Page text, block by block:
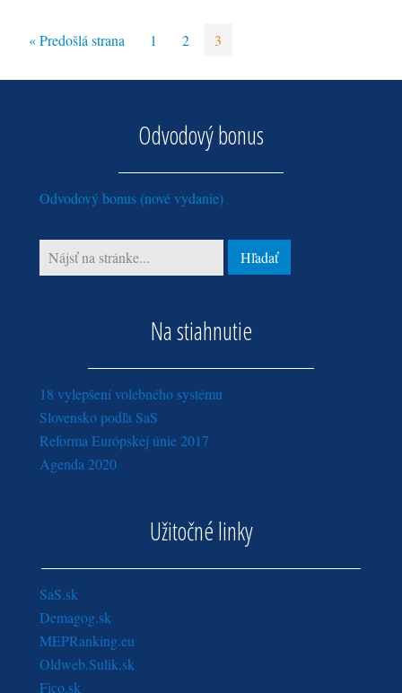
« Predošlá strana 1 2 3
Odvodový bonus
Odvodový bonus (nové vydanie)
Na stiahnutie
18 vylepšení volebného systému
Slovensko podľa SaS
Reforma Európskej únie 2017
Agenda 2020
Užitočné linky
SaS.sk
Demagog.sk
MEPRanking.eu
Oldweb.Sulik.sk
Fico.sk